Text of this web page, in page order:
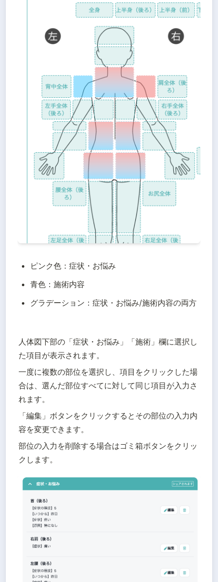
ピンク色：症状・お悩み
青色：施術内容
グラデーション：症状・お悩み/施術内容の両方
人体図下部の「症状・お悩み」「施術」欄に選択し
た項目が表示されます。
一度に複数の部位を選択し、項目をクリックした場
合は、選んだ部位すべてに対して同じ項目が入力さ
れます。
「編集」ボタンをクリックするとその部位の入力内
容を変更できます。
部位の入力を削除する場合はゴミ箱ボタンをクリッ
クします。